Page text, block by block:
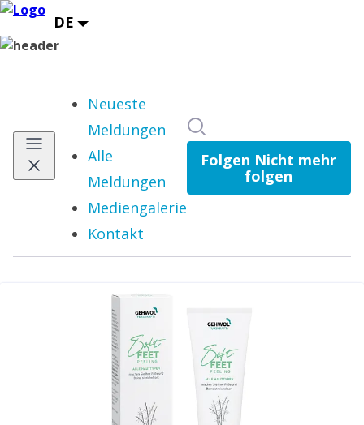
Neueste
Meldungen
Alle
Meldungen
Mediengalerie
Kontakt
Folgen Nicht mehr
folgen